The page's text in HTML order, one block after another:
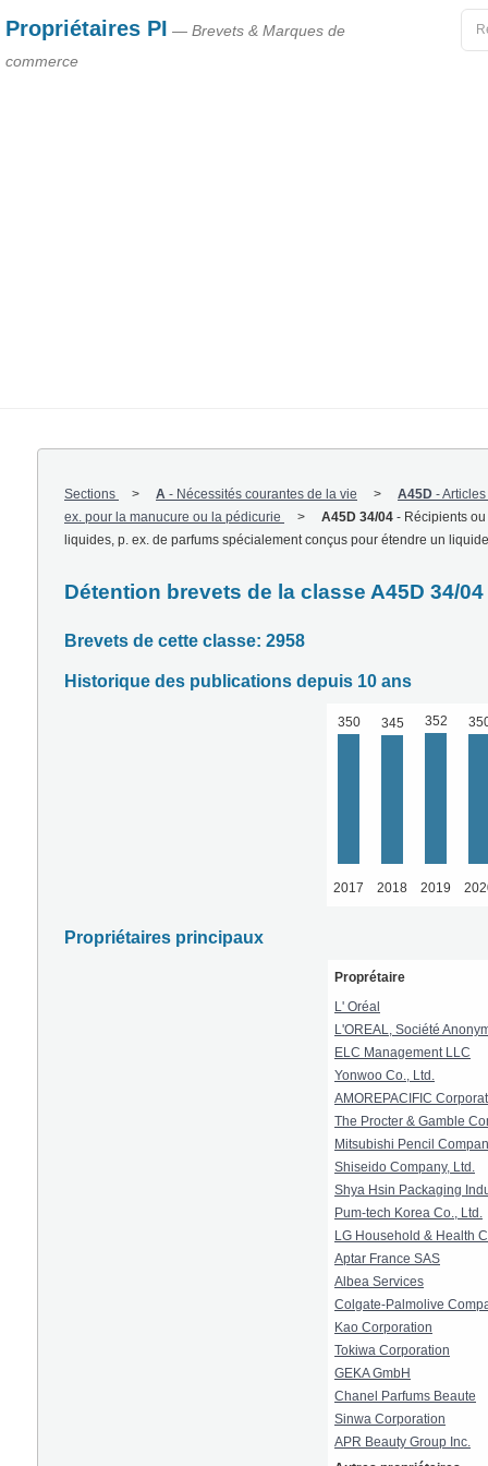
Propriétaires PI — Brevets & Marques de
commerce
Sections A - Nécessités courantes de la vie A45D -
ex. pour la manucure ou la pédicurie
A45D 34/04 - Récipients
liquides, p. ex. de parfums spécialement conçus pour étendre un
Détention brevets de la classe A45D 34/04
Brevets de cette classe: 2958
Historique des publications depuis 10 ans
350 345 352
2017 2018 2019
Propriétaires principaux
Proprétaire
L' Oréal
L'OREAL, Société
ELC Management LLC
Yonwoo Co., Ltd.
AMOREPACIFIC
The Procter & Gamble
Mitsubishi Pencil
Shiseido Company, Ltd.
Shya Hsin Packaging
Pum-tech Korea Co., Ltd.
LG Household & Health
Aptar France SAS
Albea Services
Colgate-Palmolive
Kao Corporation
Tokiwa Corporation
GEKA GmbH
Chanel Parfums Beaute
Sinwa Corporation
APR Beauty Group Inc.